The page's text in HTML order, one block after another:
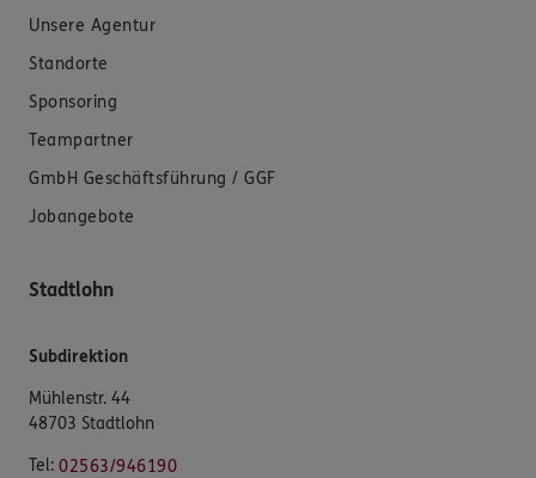
Unsere Agentur
Standorte
Sponsoring
Teampartner
GmbH Geschäftsführung / GGF
Jobangebote
Stadtlohn
Subdirektion
Mühlenstr. 44
48703 Stadtlohn
Tel: 02563/946190